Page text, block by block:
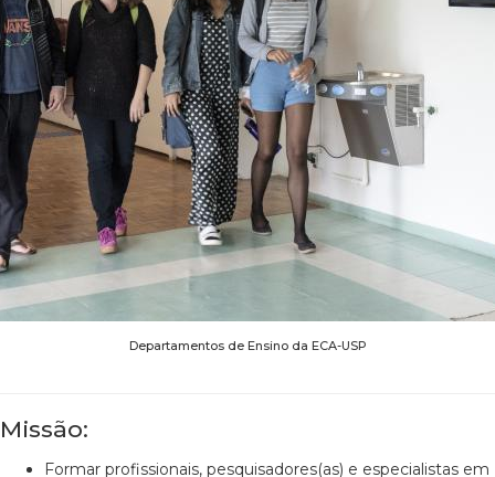
Departamentos de Ensino da ECA-USP
Missão:
Formar profissionais, pesquisadores(as) e especialistas em